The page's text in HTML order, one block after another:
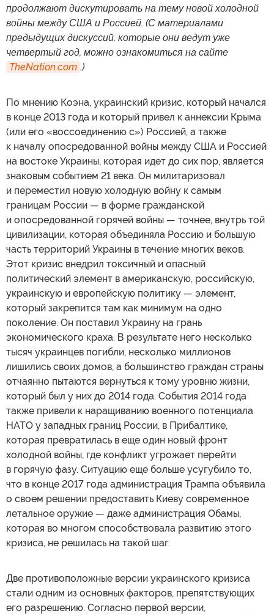
продолжают дискутировать на тему новой холодной
войны между США и Россией. (С материалами
предыдущих дискуссий, которые они ведут уже
четвертый год, можно ознакомиться на сайте
TheNation.com .)
По мнению Коэна, украинский кризис, который начался
в конце 2013 года и который привел к аннексии Крыма
(или его «воссоединению с») Россией, а также
к началу опосредованной войны между США и Россией
на востоке Украины, которая идет до сих пор, является
знаковым событием 21 века. Он милитаризовал
и переместил новую холодную войну к самым
границам России — в форме гражданской
и опосредованной горячей войны — точнее, внутрь той
цивилизации, которая объединяла Россию и большую
часть территорий Украины в течение многих веков.
Этот кризис внедрил токсичный и опасный
политический элемент в американскую, российскую,
украинскую и европейскую политику — элемент,
который закрепится там как минимум на одно
поколение. Он поставил Украину на грань
экономического краха. В результате него несколько
тысяч украинцев погибли, несколько миллионов
лишились своих домов, а большинство граждан страны
отчаянно пытаются вернуться к тому уровню жизни,
который был у них до 2014 года. События 2014 года
также привели к наращиванию военного потенциала
НАТО у западных границ России, в Прибалтике,
которая превратилась в еще один новый фронт
холодной войны, где конфликт угрожает перейти
в горячую фазу. Ситуацию еще больше усугубило то,
что в конце 2017 года администрация Трампа объявила
о своем решении предоставить Киеву современное
летальное оружие — даже администрация Обамы,
которая во многом способствовала развитию этого
кризиса, не решилась на такой шаг.
Две противоположные версии украинского кризиса
стали одним из основных факторов, препятствующих
его разрешению. Согласно первой версии,